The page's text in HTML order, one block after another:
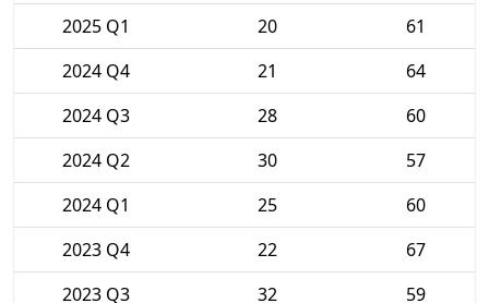
2025 Q1 20
61
2024 Q4
21
64
2024 Q3
28
60
2024 Q2
30
57
2024 Q1
25
60
2023 Q4
22
67
2023 Q3
32
59